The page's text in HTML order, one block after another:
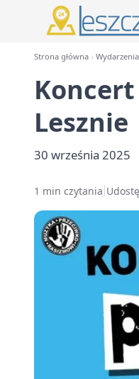
Strona główna Wydarzenia
Lesznie
30 września 2025
1 min czytania